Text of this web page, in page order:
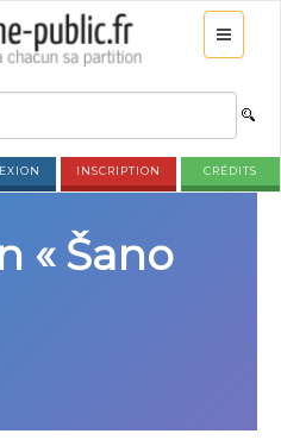
INSCRIPTION CRÉDITS
« Šano